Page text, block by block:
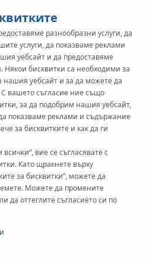
разнообразни услуги, да
услуги, да показваме реклами
уебсайт и да предоставяме
бисквитки са необходими за
уебсайт и за да можете да
вашето съгласие ние също
за да подобрим нашия уебсайт,
показваме реклами и съдържание
за бисквитките и как да ги
вие се съгласявате с
Като щракнете върху
за бисквитки“, можете да
Можете да промените
да оттеглите съгласието си по